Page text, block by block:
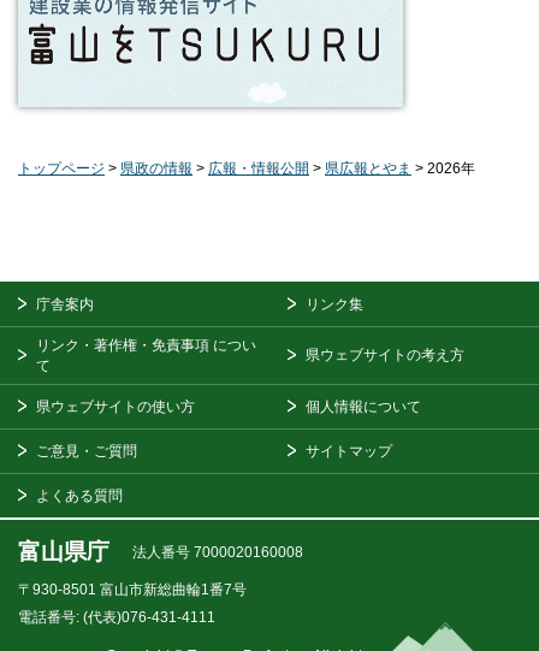
トップページ > 県政の情報 > 広報・情報公開 > 県広報とやま > 2026年
庁舎案内 リンク集
リンク・著作権・免責事項 につい
て
県ウェブサイトの考え方
県ウェブサイトの使い方 個人情報について
ご意見・ご質問 サイトマップ
よくある質問
富山県庁 法人番号 7000020160008
〒930-8501 富山市新総曲輪1番7号
電話番号: (代表)076-431-4111